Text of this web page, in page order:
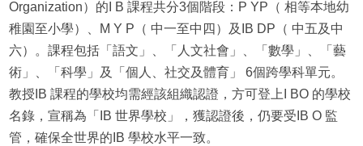
Organization）的I B 課程共分3個階段：P YP（ 相等本地幼
稚園至小學）、M Y P（ 中一至中四）及IB DP（ 中五及中
六）。課程包括「語文」、「人文社會」、「數學」、「藝
術」、「科學」及「個人、社交及體育」 6個跨學科單元。
教授IB 課程的學校均需經該組織認證，方可登上I BO 的學校
名錄，宣稱為「IB 世界學校」，獲認證後，仍要受IB O 監
管，確保全世界的IB 學校水平一致。